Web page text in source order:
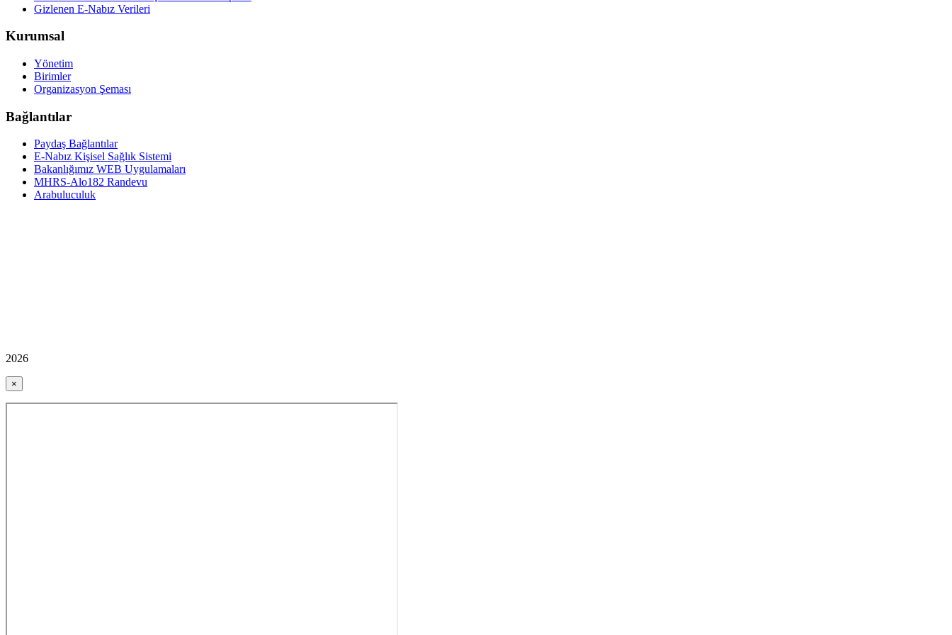
Gizlenen E-Nabız Verileri
Kurumsal
Yönetim
Birimler
Organizasyon Şeması
Bağlantılar
Paydaş Bağlantılar
E-Nabız Kişisel Sağlık Sistemi
Bakanlığımız WEB Uygulamaları
MHRS-Alo182 Randevu
Arabuluculuk
2026
×